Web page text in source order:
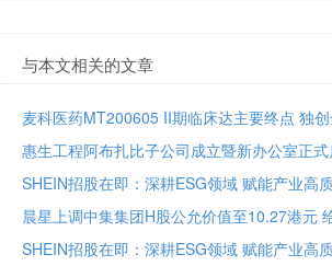
与本文相关的文章
惠生工程阿布扎比子公司成立暨新办公室正式
SHEIN招股在即：深耕ESG领域 赋能产业高
晨星上调中集集团H股公允价值至10.27港元
SHEIN招股在即：深耕ESG领域 赋能产业高